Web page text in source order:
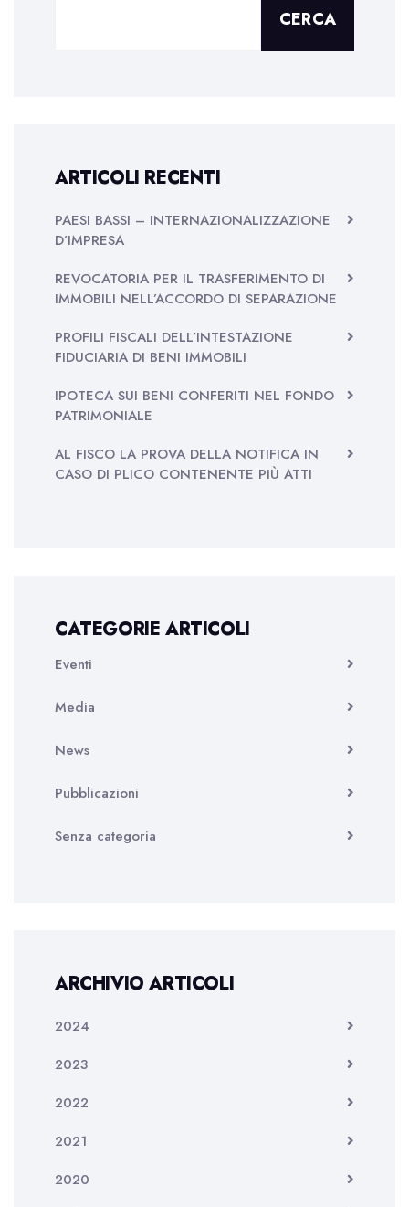
CERCA
ARTICOLI RECENTI
PAESI BASSI – INTERNAZIONALIZZAZIONE
D’IMPRESA
REVOCATORIA PER IL TRASFERIMENTO DI
IMMOBILI NELL’ACCORDO DI SEPARAZIONE
PROFILI FISCALI DELL’INTESTAZIONE
FIDUCIARIA DI BENI IMMOBILI
IPOTECA SUI BENI CONFERITI NEL FONDO
PATRIMONIALE
AL FISCO LA PROVA DELLA NOTIFICA IN
CASO DI PLICO CONTENENTE PIÙ ATTI
CATEGORIE ARTICOLI
Eventi
Media
News
Pubblicazioni
Senza categoria
ARCHIVIO ARTICOLI
2024
2023
2022
2021
2020